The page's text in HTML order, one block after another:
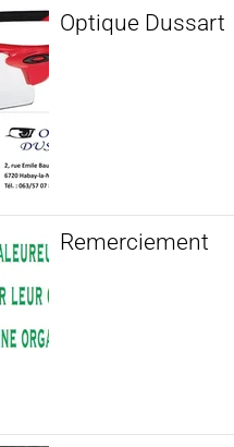
Optique Dussart
Remerciement